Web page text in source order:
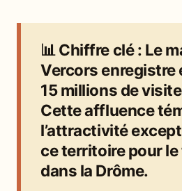
📊Chiffre clé: Le
Vercors enregistre
15 millions de
Cette affluence
l’attractivité
ce territoire pour
dans la Drôme.